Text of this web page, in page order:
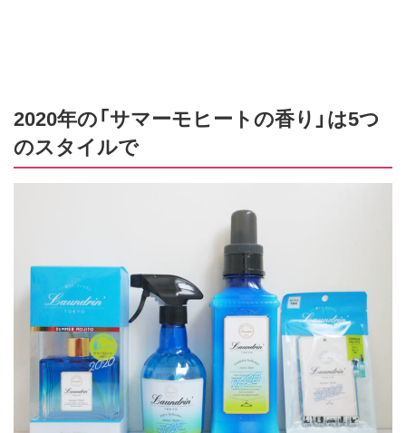
2020年の「サマーモヒートの香り」は5つ
のスタイルで